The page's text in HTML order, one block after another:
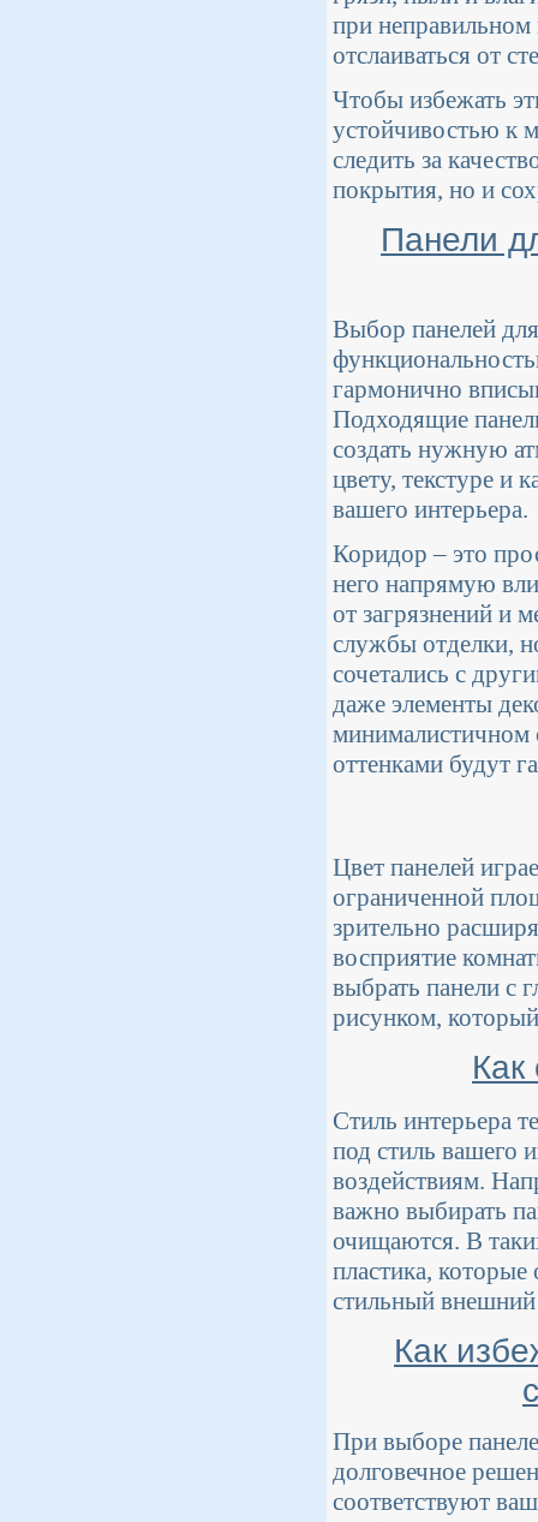
при неправильном
отслаиваться от
Чтобы избежать
устойчивостью к
следить за
покрытия, но и
Панели
Выбор панелей
гармонично
Подходящие
создать нужную
цвету, текстуре и
вашего интерьера.
Коридор – это
него напрямую
от загрязнений и
службы отделки,
сочетались с
даже элементы
минималистичном
оттенками будут
Цвет панелей
ограниченной
зрительно
восприятие
выбрать панели с
рисунком,
Как
Стиль интерьера
под стиль вашего
воздействиям.
важно выбирать
очищаются. В
пластика,
стильный
Как
При выборе
долговечное
соответствуют